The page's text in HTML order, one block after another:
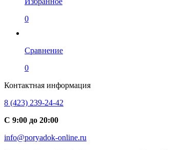
0
Сравнение
0
Контактная информация
8 (423) 239-24-42
С 9:00 до 20:00
info@poryadok-online.ru